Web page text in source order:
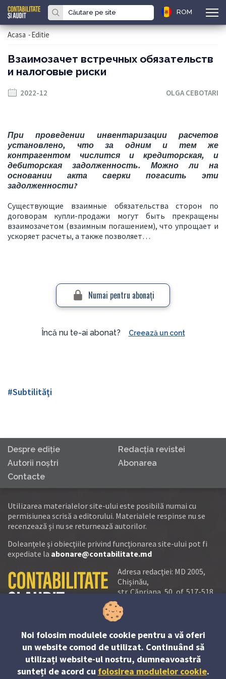
ROM
Acasa -Editie
Взаимозачет встречных обязательств
и налоговые риски
2022-12 OLGA CEBOTARI
При проведении инвентаризации расчетов
установлено, что за одним и тем же
контрагентом числится и кредиторская, и
дебиторская задолженность. Можно ли на
основании акта сверки погасить эти
задолженности?
Существующие взаимные обязательства сторон по
договорам купли-продажи могут быть прекращены
взаимозачетом (взаимным погашением), что упрощает и
ускоряет расчеты, а также позволяет…
Numai pentru abonaţi
Încă nu te-ai abonat? Creează un cont
#Subtilităţi
Despre ediţie
Redacţia revistei
Autorii noştri
Abonarea
Contacte
Utilizarea materialelor site-ului este posibilă numai cu
permisiunea scrisă a editorului. Materialele respinse nu se
recenzează și nu se returnează autorilor.
Doleanţele şi obiecţiile privind funcţionarea site-ului pot fi
expediate la abonare@contabilitate.md
Adresa redacţiei: MD 2005,
Chişinău,
str. Căpriana, 50, of. 517-518
tel.:
tel./fax:
e-mail:
abonare@contabilitate.md
newsletter:
contabilitate@
Noi folosim modulele cookie pentru a vă oferi
un website comod de utilizat. Continuând să
utilizați website-ul nostru, dumneavoastră
sunteți de acord cu folosirea modulelor cookie.